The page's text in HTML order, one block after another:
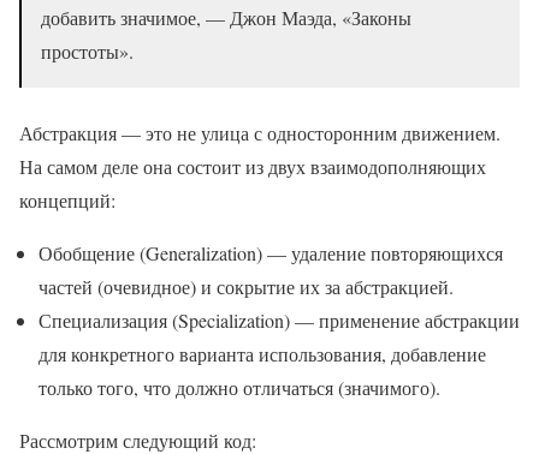
добавить значимое, — Джон Маэда, «Законы
простоты».
Абстракция — это не улица с односторонним движением.
На самом деле она состоит из двух взаимодополняющих
концепций:
Обобщение (Generalization) — удаление повторяющихся
частей (очевидное) и сокрытие их за абстракцией.
Специализация (Specialization) — применение абстракции
для конкретного варианта использования, добавление
только того, что должно отличаться (значимого).
Рассмотрим следующий код: